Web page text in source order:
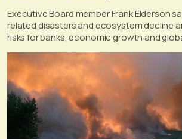
Executive Board member Frank Elderson
related disasters and ecosystem decline
risks for banks, economic growth and